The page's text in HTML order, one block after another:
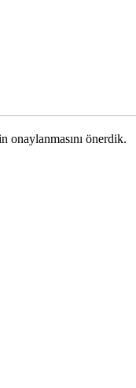
onaylanmasını önerdik.